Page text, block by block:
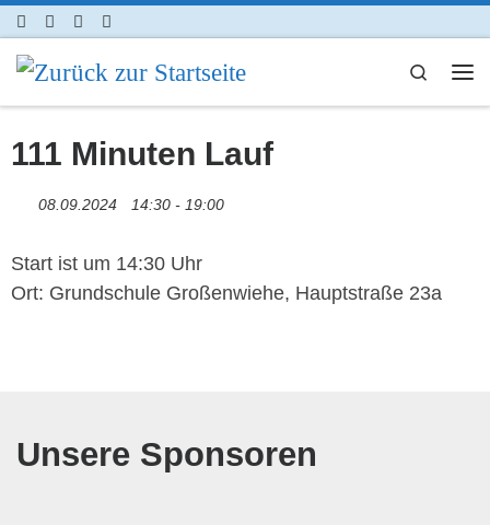
Zum Inhalt springen
Search
111 Minuten Lauf
08.09.2024 14:30 - 19:00
Start ist um 14:30 Uhr
Ort: Grundschule Großenwiehe, Hauptstraße 23a
Unsere Sponsoren